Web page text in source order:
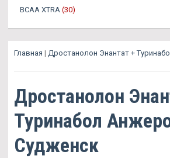
BCAA XTRA (30)
Главная | Дростанолон Энантат +
Дростанолон
Туринабол
Судженск